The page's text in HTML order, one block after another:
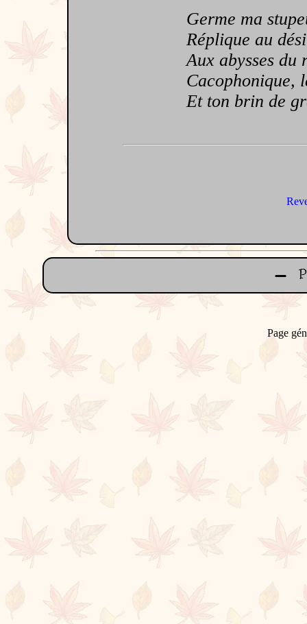
Germe ma
Réplique au
Aux abysses du
Cacophonique,
Et ton brin de
Page